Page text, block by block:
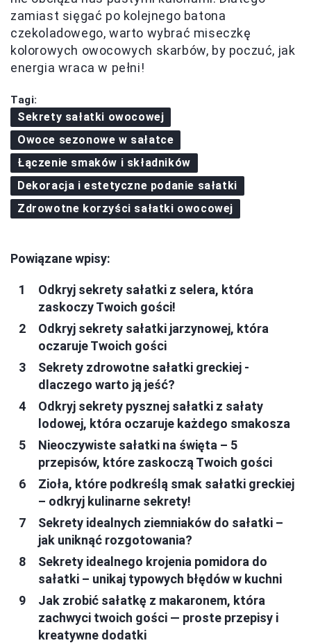
zamiast sięgać po kolejnego batona
czekoladowego, warto wybrać miseczkę
kolorowych owocowych skarbów, by poczuć, jak
energia wraca w pełni!
Tagi:
Sekrety sałatki owocowej
Owoce sezonowe w sałatce
Łączenie smaków i składników
Dekoracja i estetyczne podanie sałatki
Zdrowotne korzyści sałatki owocowej
Powiązane wpisy:
Odkryj sekrety sałatki z selera, która
zaskoczy Twoich gości!
Odkryj sekrety sałatki jarzynowej, która
oczaruje Twoich gości
Sekrety zdrowotne sałatki greckiej -
dlaczego warto ją jeść?
Odkryj sekrety pysznej sałatki z sałaty
lodowej, która oczaruje każdego smakosza
Nieoczywiste sałatki na święta – 5
przepisów, które zaskoczą Twoich gości
Zioła, które podkreślą smak sałatki greckiej
– odkryj kulinarne sekrety!
Sekrety idealnych ziemniaków do sałatki –
jak uniknąć rozgotowania?
Sekrety idealnego krojenia pomidora do
sałatki – unikaj typowych błędów w kuchni
Jak zrobić sałatkę z makaronem, która
zachwyci twoich gości — proste przepisy i
kreatywne dodatki